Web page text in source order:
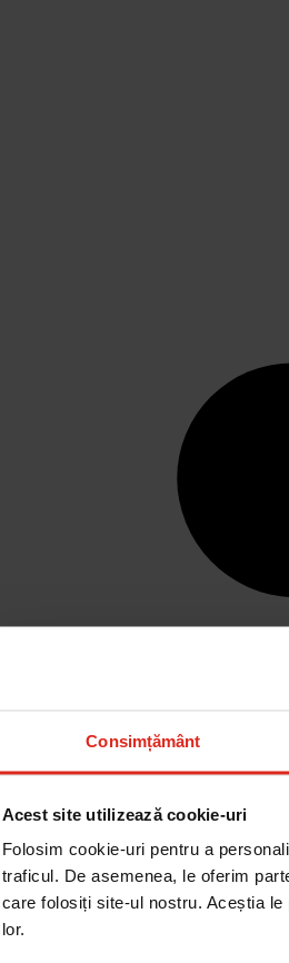
Consimțământ
Acest site utilizează cookie-uri
Folosim cookie-uri pentru a
traficul. De asemenea, le oferim
care folosiți site-ul nostru. Aceștia
lor.